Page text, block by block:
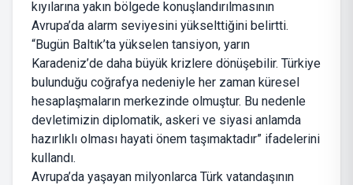
kıyılarına yakın bölgede konuşlandırılmasının
Avrupa’da alarm seviyesini yükselttiğini belirtti.
“Bugün Baltık’ta yükselen tansiyon, yarın
Karadeniz’de daha büyük krizlere dönüşebilir. Türkiye
bulunduğu coğrafya nedeniyle her zaman küresel
hesaplaşmaların merkezinde olmuştur. Bu nedenle
devletimizin diplomatik, askeri ve siyasi anlamda
hazırlıklı olması hayati önem taşımaktadır” ifadelerini
kullandı.
Avrupa’da yaşayan milyonlarca Türk vatandaşının